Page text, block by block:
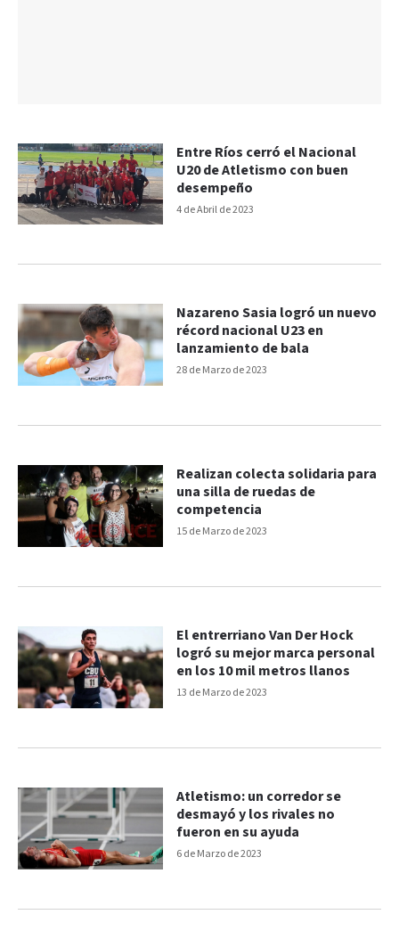
4 de Abril de 2023
Entre Ríos cerró el Nacional
U20 de Atletismo con buen
desempeño
28 de Marzo de 2023
Nazareno Sasia logró un nuevo
récord nacional U23 en
lanzamiento de bala
15 de Marzo de 2023
Realizan colecta solidaria para
una silla de ruedas de
competencia
13 de Marzo de 2023
El entrerriano Van Der Hock
logró su mejor marca personal
en los 10 mil metros llanos
6 de Marzo de 2023
Atletismo: un corredor se
desmayó y los rivales no
fueron en su ayuda